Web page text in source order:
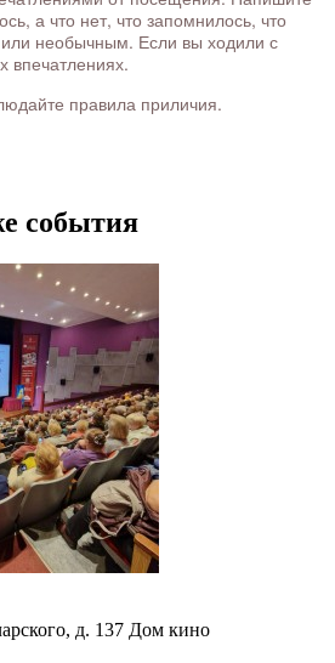
а что нет, что запомнилось, что
необычным. Если вы ходили с
впечатлениях.
правила приличия.
события
д. 137 Дом кино